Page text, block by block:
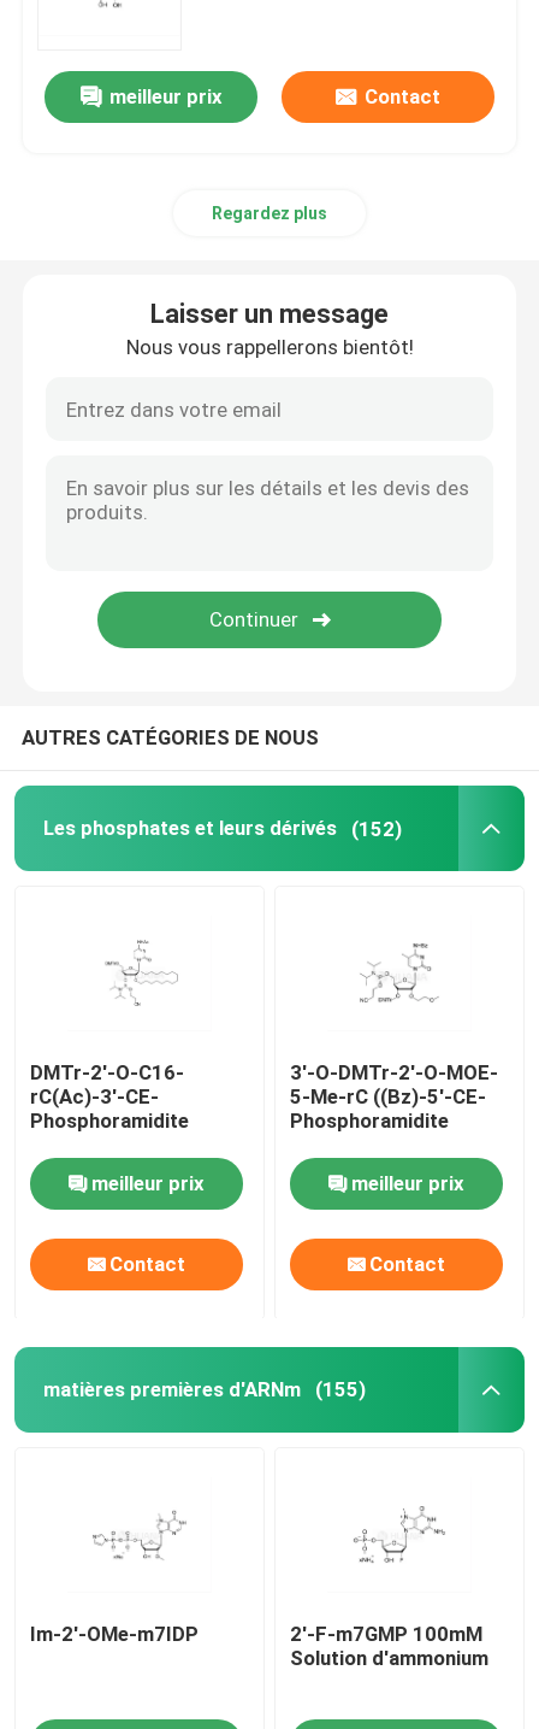
Réactifs de synthèse d'oligo
Système de livraison
meilleur prix Contact
Regardez plus
Laisser un message
Nous vous rappellerons bientôt!
AUTRES CATÉGORIES DE NOUS
Les phosphates et leurs dérivés (152)
DMTr-2'-O-C16-
rC(Ac)-3'-CE-
Phosphoramidite
meilleur prix
Contact
3'-O-DMTr-2'-O-MOE-
5-Me-rC ((Bz)-5'-CE-
Phosphoramidite
meilleur prix
Contact
matières premières d'ARNm (155)
Im-2'-OMe-m7IDP
2'-F-m7GMP 100mM
Solution d'ammonium